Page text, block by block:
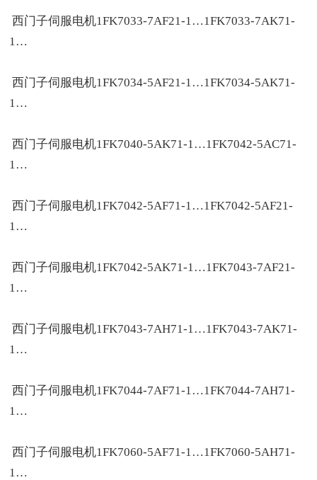
西门子伺服电机1FK7033-7AF21-1…1FK7033-7AK71-
1…
西门子伺服电机1FK7034-5AF21-1…1FK7034-5AK71-
1…
西门子伺服电机1FK7040-5AK71-1…1FK7042-5AC71-
1…
西门子伺服电机1FK7042-5AF71-1…1FK7042-5AF21-
1…
西门子伺服电机1FK7042-5AK71-1…1FK7043-7AF21-
1…
西门子伺服电机1FK7043-7AH71-1…1FK7043-7AK71-
1…
西门子伺服电机1FK7044-7AF71-1…1FK7044-7AH71-
1…
西门子伺服电机1FK7060-5AF71-1…1FK7060-5AH71-
1…